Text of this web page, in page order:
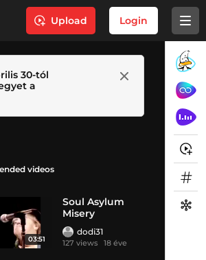
Upload Login
30-tól
a
videos
03:51
Soul Asylum
Misery
dodi31
127 views 18 éve